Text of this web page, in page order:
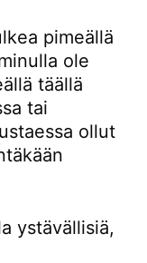
pimeällä
ole
täällä
tai
ollut
ystävällisiä,